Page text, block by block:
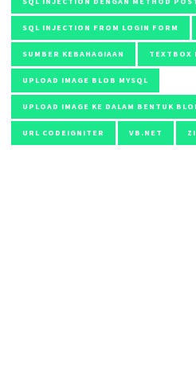
SQL INJECTION FROM LOGIN FORM
SUMBER KEBAHAGIAAN TEXTBOX
UPLOAD IMAGE BLOB MYSQL
UPLOAD IMAGE KE DALAM BENTUK
URL CODEIGNITER VB.NET